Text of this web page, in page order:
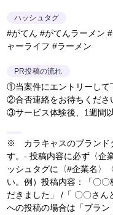
ハッシュタグ
#がてん #がてんラーメン
ャーライフ #ラーメン
PR投稿の流れ
①当案件にエントリーして
②合否連絡をお待ちくださ
③サービス体験後、1週間
※ カラキャスのブランド
す。- 投稿内容に必ず〈企
ッシュタグに〈#企業名〉
い。 例）投稿内容：「〇
だきました」 /「 〇〇さん
への投稿の場合は「ブラ